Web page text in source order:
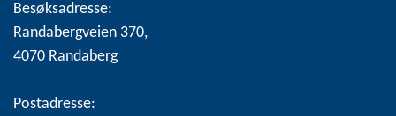
Besøksadresse:
Randabergveien 370,
4070 Randaberg
Postadresse: